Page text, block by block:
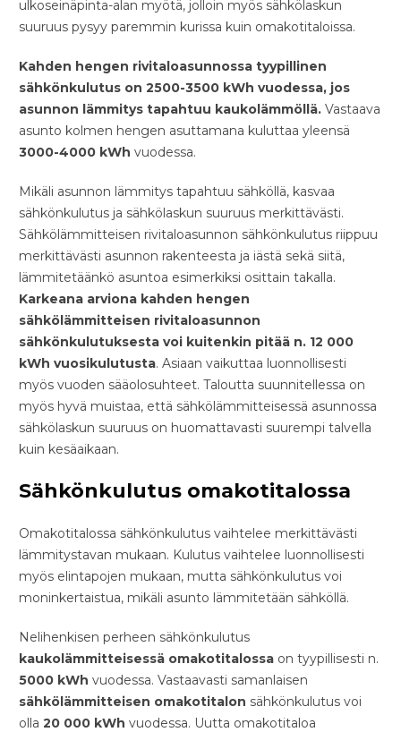
ulkoseinäpinta-alan myötä, jolloin myös sähkölaskun
suuruus pysyy paremmin kurissa kuin omakotitaloissa.
Kahden hengen rivitaloasunnossa tyypillinen
sähkönkulutus on 2500-3500 kWh vuodessa, jos
asunnon lämmitys tapahtuu kaukolämmöllä. Vastaava
asunto kolmen hengen asuttamana kuluttaa yleensä
3000-4000 kWh vuodessa.
Mikäli asunnon lämmitys tapahtuu sähköllä, kasvaa
sähkönkulutus ja sähkölaskun suuruus merkittävästi.
Sähkölämmitteisen rivitaloasunnon sähkönkulutus riippuu
merkittävästi asunnon rakenteesta ja iästä sekä siitä,
lämmitetäänkö asuntoa esimerkiksi osittain takalla.
Karkeana arviona kahden hengen
sähkölämmitteisen rivitaloasunnon
sähkönkulutuksesta voi kuitenkin pitää n. 12 000
kWh vuosikulutusta. Asiaan vaikuttaa luonnollisesti
myös vuoden sääolosuhteet. Taloutta suunnitellessa on
myös hyvä muistaa, että sähkölämmitteisessä asunnossa
sähkölaskun suuruus on huomattavasti suurempi talvella
kuin kesäaikaan.
Sähkönkulutus omakotitalossa
Omakotitalossa sähkönkulutus vaihtelee merkittävästi
lämmitystavan mukaan. Kulutus vaihtelee luonnollisesti
myös elintapojen mukaan, mutta sähkönkulutus voi
moninkertaistua, mikäli asunto lämmitetään sähköllä.
Nelihenkisen perheen sähkönkulutus
kaukolämmitteisessä omakotitalossa on tyypillisesti n.
5000 kWh vuodessa. Vastaavasti samanlaisen
sähkölämmitteisen omakotitalon sähkönkulutus voi
olla 20 000 kWh vuodessa. Uutta omakotitaloa